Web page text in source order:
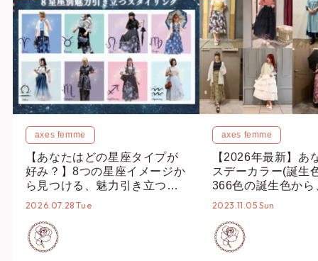
axes femme
【あなたはどの星座タイプが
好み？】8つの星座イメージか
ら見つける、魅力引き立つス
タイリング♡
2026.07.28 Tue
axes femme
【2026年最新】あ
スデーカラー(誕生
366色の誕生色から
誕生色、バースデ
2023.11.05 Sun